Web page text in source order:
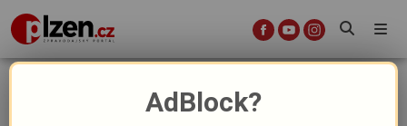
Komunální volbyAdBlock?